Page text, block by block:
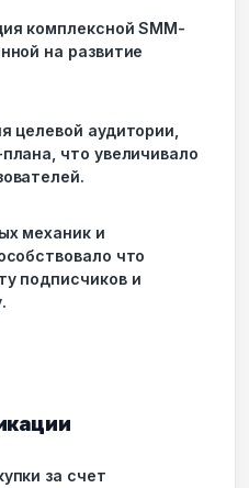
комплексной SMM-
на развитие
целевой аудитории,
что увеличивало
механик и
что
подписчиков и
за счет